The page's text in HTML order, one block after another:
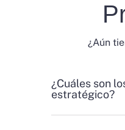
¿Aún
¿Cuáles son
estratégico?